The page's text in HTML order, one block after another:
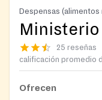
Despensas
25 reseñas
calificación promedio
Ofrecen